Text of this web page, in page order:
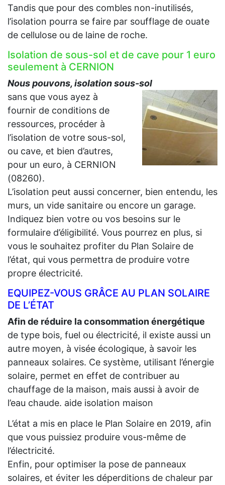
Tandis que pour des combles non-inutilisés,
l’isolation pourra se faire par soufflage de ouate
de cellulose ou de laine de roche.
Isolation de sous-sol et de cave pour 1 euro
seulement à CERNION
Nous pouvons, isolation sous-sol
sans que vous ayez à
fournir de conditions de
ressources, procéder à
l’isolation de votre sous-sol,
ou cave, et bien d’autres,
pour un euro, à CERNION
(08260).
L’isolation peut aussi concerner, bien entendu, les
murs, un vide sanitaire ou encore un garage.
Indiquez bien votre ou vos besoins sur le
formulaire d’éligibilité. Vous pourrez en plus, si
vous le souhaitez profiter du Plan Solaire de
l’état, qui vous permettra de produire votre
propre électricité.
EQUIPEZ-VOUS GRÂCE AU PLAN SOLAIRE
DE L’ÉTAT
Afin de réduire la consommation énergétique
de type bois, fuel ou électricité, il existe aussi un
autre moyen, à visée écologique, à savoir les
panneaux solaires. Ce système, utilisant l’énergie
solaire, permet en effet de contribuer au
chauffage de la maison, mais aussi à avoir de
l’eau chaude. aide isolation maison
L’état a mis en place le Plan Solaire en 2019, afin
que vous puissiez produire vous-même de
l’électricité.
Enfin, pour optimiser la pose de panneaux
solaires, et éviter les déperditions de chaleur par